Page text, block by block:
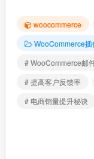
woocommerce
WooCommerce插
# WooCommerce邮
# 提高客户反馈率
# 电商销量提升秘诀